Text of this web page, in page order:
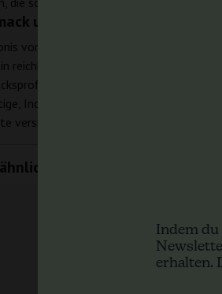
und Aromaprofil von Master
von Master Kush geht über ihre
reichhaltiges und aromatisches
zu schätzen wissen.
Indica-dominante Sorte mit robuster
verspricht Zufriedenheit sowohl für
Produkten vergleichen:
Indem du
erhalten.